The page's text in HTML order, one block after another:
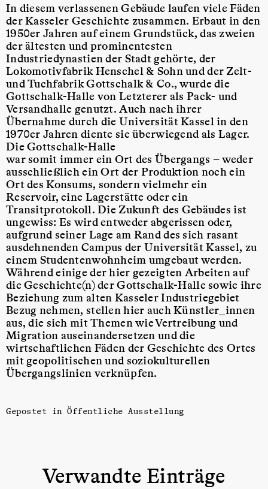
In diesem verlassenen Gebäude laufen viele Fäden
der Kasseler Geschichte zusammen. Erbaut in den
1950er Jahren auf einem Grundstück, das zweien
der ältesten und prominentesten
Industriedynastien der Stadt gehörte, der
Lokomotivfabrik Henschel & Sohn und der Zelt-
und Tuchfabrik Gottschalk & Co., wurde die
Gottschalk-Halle von Letzterer als Pack- und
Versandhalle genutzt. Auch nach ihrer
Übernahme durch die Universität Kassel in den
1970er Jahren diente sie überwiegend als Lager.
Die Gottschalk-Halle
war somit immer ein Ort des Übergangs – weder
ausschließlich ein Ort der Produktion noch ein
Ort des Konsums, sondern vielmehr ein
Reservoir, eine Lagerstätte oder ein
Transitprotokoll. Die Zukunft des Gebäudes ist
ungewiss: Es wird entweder abgerissen oder,
aufgrund seiner Lage am Rand des sich rasant
ausdehnenden Campus der Universität Kassel, zu
einem Studentenwohnheim umgebaut werden.
Während einige der hier gezeigten Arbeiten auf
die Geschichte(n) der Gottschalk-Halle sowie ihre
Beziehung zum alten Kasseler Industriegebiet
Bezug nehmen, stellen hier auch Künstler_innen
aus, die sich mit Themen wie Vertreibung und
Migration auseinandersetzen und die
wirtschaftlichen Fäden der Geschichte des Ortes
mit geopolitischen und soziokulturellen
Übergangslinien verknüpfen.
Gepostet in Öffentliche Ausstellung
Verwandte Einträge